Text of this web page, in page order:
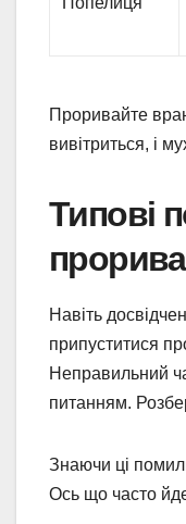
Проривайте
вивітриться, і
Типові
Навіть
припуститися
Неправильний
питанням.
Знаючи ці
Ось що часто